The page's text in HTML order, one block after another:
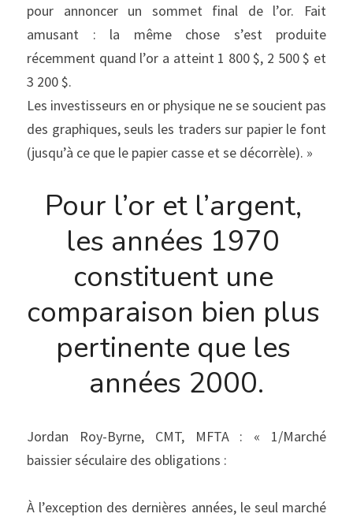
pour annoncer un sommet final de l’or. Fait
amusant : la même chose s’est produite
récemment quand l’or a atteint 1 800 $, 2 500 $ et
3 200 $.
Les investisseurs en or physique ne se soucient pas
des graphiques, seuls les traders sur papier le font
(jusqu’à ce que le papier casse et se décorrèle). »
Pour l’or et l’argent,
les années 1970
constituent une
comparaison bien plus
pertinente que les
années 2000.
Jordan Roy-Byrne, CMT, MFTA : « 1/Marché
baissier séculaire des obligations :
À l’exception des dernières années, le seul marché